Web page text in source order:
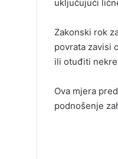
uključujući
Zakonski rok
povrata zavisi
ili otuđiti
Ova mjera
podnošenje